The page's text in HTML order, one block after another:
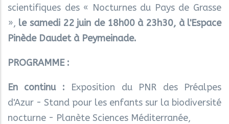
scientifiques des « Nocturnes du Pays de Grasse
», le samedi 22 juin de 18h00 à 23h30, à l'Espace
Pinède Daudet à Peymeinade.
PROGRAMME :
En continu : Exposition du PNR des Préalpes
d'Azur - Stand pour les enfants sur la biodiversité
nocturne - Planète Sciences Méditerranée,